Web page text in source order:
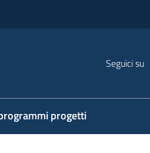
Seguici su
progetti